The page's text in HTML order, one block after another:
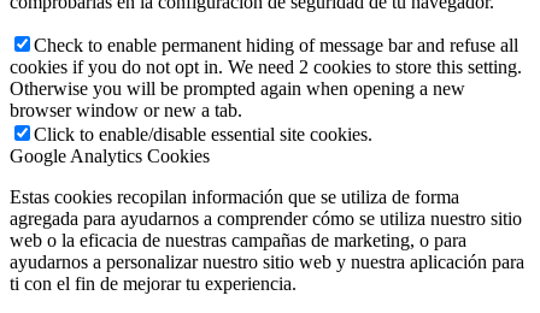
Check to enable permanent hiding of message bar and refuse all
cookies if you do not opt in. We need 2 cookies to store this setting.
Otherwise you will be prompted again when opening a new
browser window or new a tab.
Click to enable/disable essential site cookies.
Google Analytics Cookies
Estas cookies recopilan información que se utiliza de forma
agregada para ayudarnos a comprender cómo se utiliza nuestro sitio
web o la eficacia de nuestras campañas de marketing, o para
ayudarnos a personalizar nuestro sitio web y nuestra aplicación para
ti con el fin de mejorar tu experiencia.